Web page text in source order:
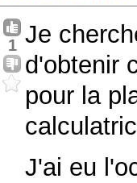
1 Je
d'obtenir
pour la
J'ai eu